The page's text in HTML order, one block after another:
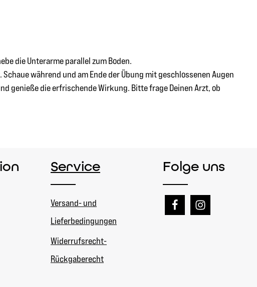
die Unterarme parallel zum Boden.
während und am Ende der Übung mit geschlossenen Augen
genieße die erfrischende Wirkung. Bitte frage Deinen Arzt, ob
Service
Versand- und
Lieferbedingungen
Widerrufsrecht-
Rückgaberecht
Folge uns